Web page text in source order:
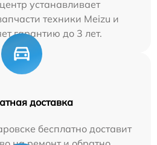
устанавливает
техники Meizu и
гарантию до 3 лет.
доставка
бесплатно доставит